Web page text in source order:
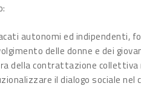
autonomi ed indipendenti,
delle donne e dei
della contrattazione
il dialogo sociale nel